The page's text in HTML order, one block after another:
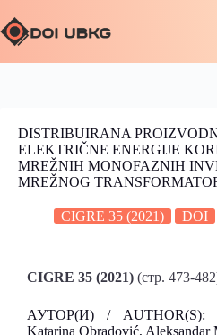
DISTRIBUIRANA
ELEKTRIČNE ENERGIJE
MREŽNIH MONOFAZNIH
MREŽNOG
CIGRE 35 (2021) DOI
CIGRE 35 (2021) (стр. 473-
АУТОР(И) / AUTHOR(S):
Katarina Obradović, Aleksandar